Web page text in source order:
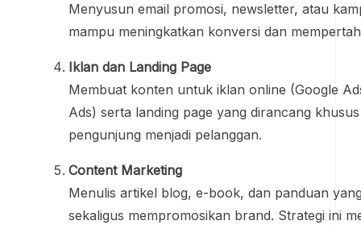
Menyusun email promosi, newsletter, atau
mampu meningkatkan konversi dan
Iklan dan Landing Page
Membuat konten untuk iklan online (Google
Ads) serta landing page yang dirancang
pengunjung menjadi pelanggan.
Content Marketing
Menulis artikel blog, e-book, dan panduan
sekaligus mempromosikan brand. Strategi ini